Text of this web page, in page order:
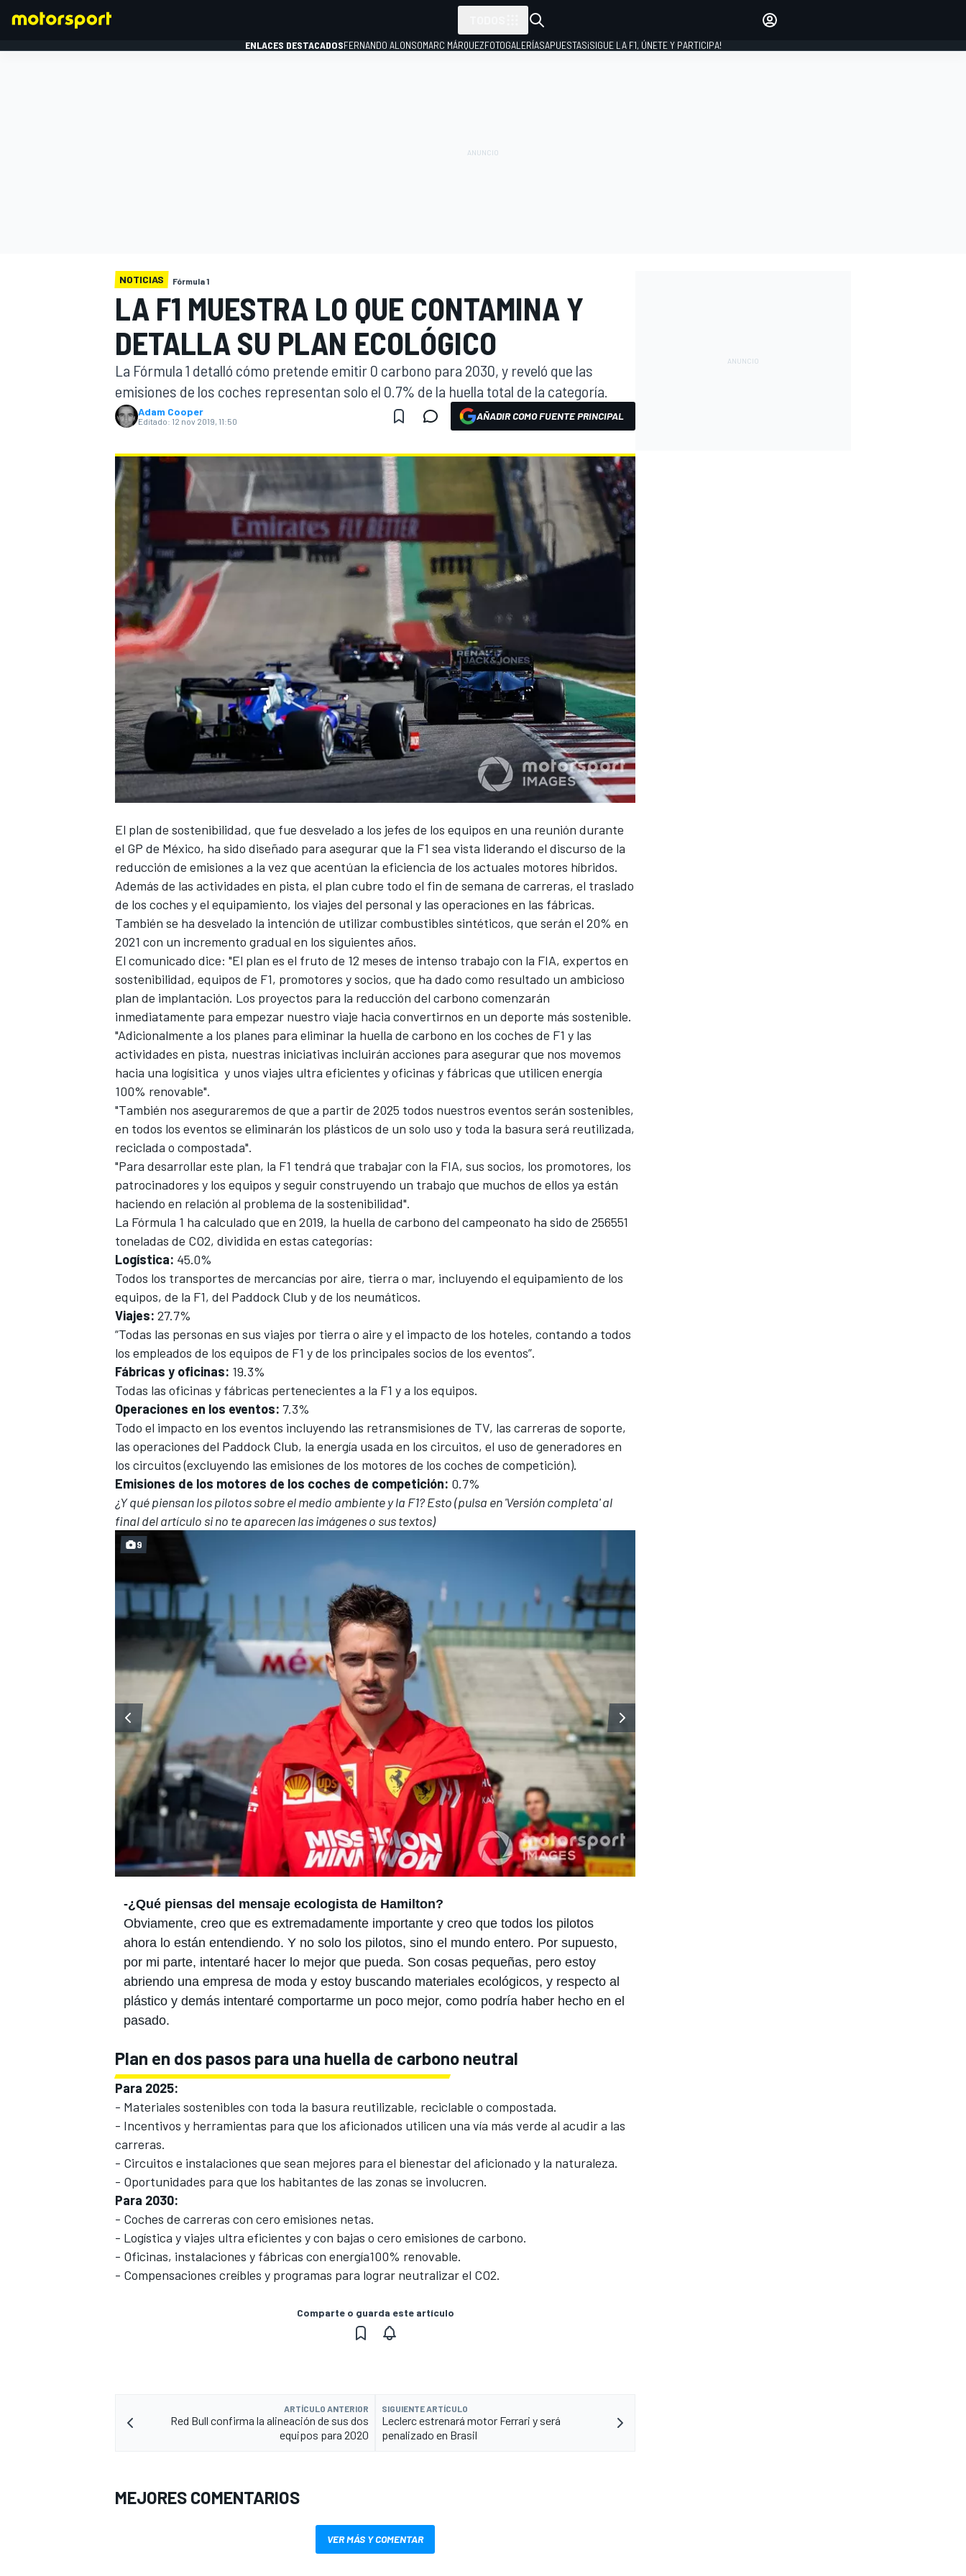
WEC
MÁS CATEGORÍAS
ENLACES DESTACADOSFERNANDO ALONSOMARC MÁRQUEZFOTOGALERÍASAPUESTAS¡SIGUE LA F1, ÚNETE Y PARTICIPA!
NOTICIAS Fórmula 1
LA F1 MUESTRA LO QUE CONTAMINA Y
DETALLA SU PLAN ECOLÓGICO
La Fórmula 1 detalló cómo pretende emitir 0 carbono para 2030, y reveló que las
emisiones de los coches representan solo el 0.7% de la huella total de la categoría.
Adam Cooper
Editado: 12 nov 2019, 11:50 AÑADIR COMO FUENTE PRINCIPAL
El plan de sostenibilidad, que fue desvelado a los jefes de los equipos en una reunión durante
el GP de México, ha sido diseñado para asegurar que la F1 sea vista liderando el discurso de la
reducción de emisiones a la vez que acentúan la eficiencia de los actuales motores híbridos.
Además de las actividades en pista, el plan cubre todo el fin de semana de carreras, el traslado
de los coches y el equipamiento, los viajes del personal y las operaciones en las fábricas.
También se ha desvelado la intención de utilizar combustibles sintéticos, que serán el 20% en
2021 con un incremento gradual en los siguientes años.
El comunicado dice: "El plan es el fruto de 12 meses de intenso trabajo con la FIA, expertos en
sostenibilidad, equipos de F1, promotores y socios, que ha dado como resultado un ambicioso
plan de implantación. Los proyectos para la reducción del carbono comenzarán
inmediatamente para empezar nuestro viaje hacia convertirnos en un deporte más sostenible.
"Adicionalmente a los planes para eliminar la huella de carbono en los coches de F1 y las
actividades en pista, nuestras iniciativas incluirán acciones para asegurar que nos movemos
hacia una logísitica y unos viajes ultra eficientes y oficinas y fábricas que utilicen energía
100% renovable".
"También nos aseguraremos de que a partir de 2025 todos nuestros eventos serán sostenibles,
en todos los eventos se eliminarán los plásticos de un solo uso y toda la basura será reutilizada,
reciclada o compostada".
"Para desarrollar este plan, la F1 tendrá que trabajar con la FIA, sus socios, los promotores, los
patrocinadores y los equipos y seguir construyendo un trabajo que muchos de ellos ya están
haciendo en relación al problema de la sostenibilidad".
La Fórmula 1 ha calculado que en 2019, la huella de carbono del campeonato ha sido de 256551
toneladas de CO2, dividida en estas categorías:
Logística: 45.0%
Todos los transportes de mercancías por aire, tierra o mar, incluyendo el equipamiento de los
equipos, de la F1, del Paddock Club y de los neumáticos.
Viajes: 27.7%
“Todas las personas en sus viajes por tierra o aire y el impacto de los hoteles, contando a todos
los empleados de los equipos de F1 y de los principales socios de los eventos”.
Fábricas y oficinas: 19.3%
Todas las oficinas y fábricas pertenecientes a la F1 y a los equipos.
Operaciones en los eventos: 7.3%
Todo el impacto en los eventos incluyendo las retransmisiones de TV, las carreras de soporte,
las operaciones del Paddock Club, la energía usada en los circuitos, el uso de generadores en
los circuitos (excluyendo las emisiones de los motores de los coches de competición).
Emisiones de los motores de los coches de competición: 0.7%
¿Y qué piensan los pilotos sobre el medio ambiente y la F1? Esto (pulsa en 'Versión completa' al
final del artículo si no te aparecen las imágenes o sus textos)
-¿Qué piensas del mensaje ecologista de Hamilton?
Obviamente, creo que es extremadamente importante y creo que todos los pilotos
ahora lo están entendiendo. Y no solo los pilotos, sino el mundo entero. Por supuesto,
por mi parte, intentaré hacer lo mejor que pueda. Son cosas pequeñas, pero estoy
abriendo una empresa de moda y estoy buscando materiales ecológicos, y respecto al
plástico y demás intentaré comportarme un poco mejor, como podría haber hecho en el
pasado.
9
Plan en dos pasos para una huella de carbono neutral
Para 2025:
- Materiales sostenibles con toda la basura reutilizable, reciclable o compostada.
- Incentivos y herramientas para que los aficionados utilicen una vía más verde al acudir a las
carreras.
- Circuitos e instalaciones que sean mejores para el bienestar del aficionado y la naturaleza.
- Oportunidades para que los habitantes de las zonas se involucren.
Para 2030:
- Coches de carreras con cero emisiones netas.
- Logística y viajes ultra eficientes y con bajas o cero emisiones de carbono.
- Oficinas, instalaciones y fábricas con energía100% renovable.
- Compensaciones creíbles y programas para lograr neutralizar el CO2.
Comparte o guarda este artículo
ARTÍCULO ANTERIOR
Red Bull confirma la alineación de sus dos
equipos para 2020
SIGUIENTE ARTÍCULO
Leclerc estrenará motor Ferrari y será
penalizado en Brasil
MEJORES COMENTARIOS
VER MÁS Y COMENTAR